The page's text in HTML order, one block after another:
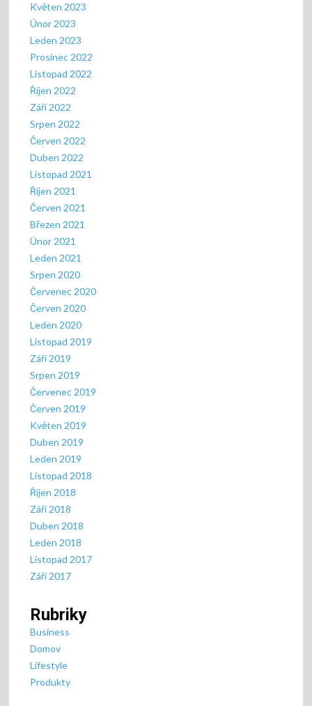
Květen 2023
Únor 2023
Leden 2023
Prosinec 2022
Listopad 2022
Říjen 2022
Září 2022
Srpen 2022
Červen 2022
Duben 2022
Listopad 2021
Říjen 2021
Červen 2021
Březen 2021
Únor 2021
Leden 2021
Srpen 2020
Červenec 2020
Červen 2020
Leden 2020
Listopad 2019
Září 2019
Srpen 2019
Červenec 2019
Červen 2019
Květen 2019
Duben 2019
Leden 2019
Listopad 2018
Říjen 2018
Září 2018
Duben 2018
Leden 2018
Listopad 2017
Září 2017
Rubriky
Business
Domov
Lifestyle
Produkty